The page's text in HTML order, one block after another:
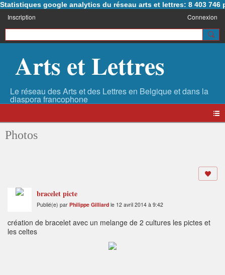
Statistiques google analytics du réseau arts et lettres: 8 403 746
Inscription Connexion
Arts et Lettres
Photos
bracelet picte
Publié(e) par Philippe Gilliard le 12 avril 2014 à 9:42
création de bracelet avec un melange de 2 cultures les pictes et
les celtes